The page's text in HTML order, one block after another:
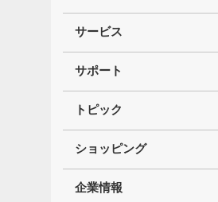
サービス
サポート
トピック
ショッピング
企業情報